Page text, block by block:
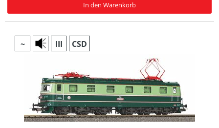
In den Warenkorb
~ III CSD